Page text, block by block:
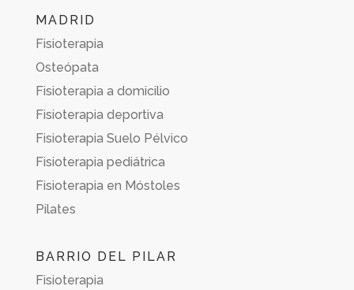
MADRID
Fisioterapia
Osteópata
Fisioterapia a domicilio
Fisioterapia deportiva
Fisioterapia Suelo Pélvico
Fisioterapia pediátrica
Fisioterapia en Móstoles
Pilates
BARRIO DEL PILAR
Fisioterapia